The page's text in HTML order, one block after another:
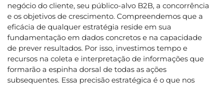
negócio do cliente, seu público-alvo B2B, a concorrência
e os objetivos de crescimento. Compreendemos que a
eficácia de qualquer estratégia reside em sua
fundamentação em dados concretos e na capacidade
de prever resultados. Por isso, investimos tempo e
recursos na coleta e interpretação de informações que
formarão a espinha dorsal de todas as ações
subsequentes. Essa precisão estratégica é o que nos